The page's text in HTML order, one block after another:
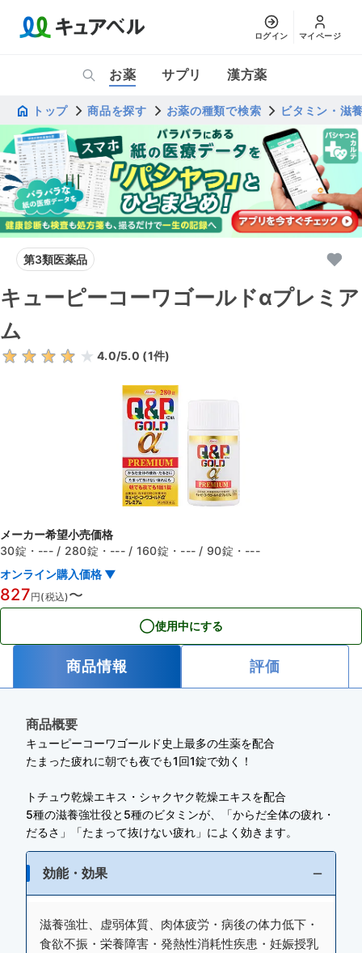
ログイン マイページ
お薬 サプリ 漢方薬
トップ 商品を探す お薬の種類で検索 ビタミン・滋
第3類医薬品
キューピーコーワゴールドαプレミア
ム
4.0/5.0 (1件)
メーカー希望小売価格
30錠 ・---/ 280錠 ・--- / 160錠 ・--- / 90錠 ・---
オンライン購入価格 ▼
827円(税込)〜
使用中にする
商品情報 評価
商品概要
キューピーコーワゴールド史上最多の生薬を配合
たまった疲れに朝でも夜でも1回1錠で効く！
トチュウ乾燥エキス・シャクヤク乾燥エキスを配合
5種の滋養強壮役と5種のビタミンが、「からだ全体の疲れ・
だるさ」「たまって抜けない疲れ」によく効きます。
効能・効果
滋養強壮、虚弱体質、肉体疲労・病後の体力低下・
食欲不振・栄養障害・発熱性消耗性疾患・妊娠授乳